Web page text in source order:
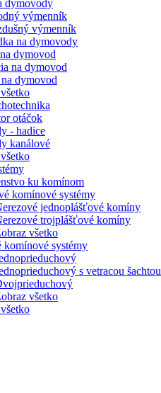
dymovody
výmenník
výmenník
na dymovody
dymovod
na dymovod
dymovod
otáčok
- hadice
kanálové
ku komínom
komínové systémy
jednoplášťové komíny
trojplášťové komíny
všetko
komínové systémy
s vetracou šachtou
všetko